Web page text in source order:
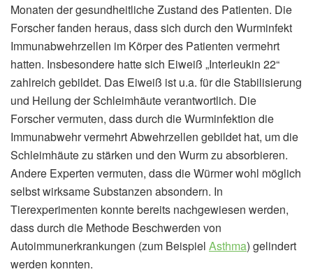
Monaten der gesundheitliche Zustand des Patienten. Die
Forscher fanden heraus, dass sich durch den Wurminfekt
Immunabwehrzellen im Körper des Patienten vermehrt
hatten. Insbesondere hatte sich Eiweiß „Interleukin 22“
zahlreich gebildet. Das Eiweiß ist u.a. für die Stabilisierung
und Heilung der Schleimhäute verantwortlich. Die
Forscher vermuten, dass durch die Wurminfektion die
Immunabwehr vermehrt Abwehrzellen gebildet hat, um die
Schleimhäute zu stärken und den Wurm zu absorbieren.
Andere Experten vermuten, dass die Würmer wohl möglich
selbst wirksame Substanzen absondern. In
Tierexperimenten konnte bereits nachgewiesen werden,
dass durch die Methode Beschwerden von
Autoimmunerkrankungen (zum Beispiel Asthma) gelindert
werden konnten.